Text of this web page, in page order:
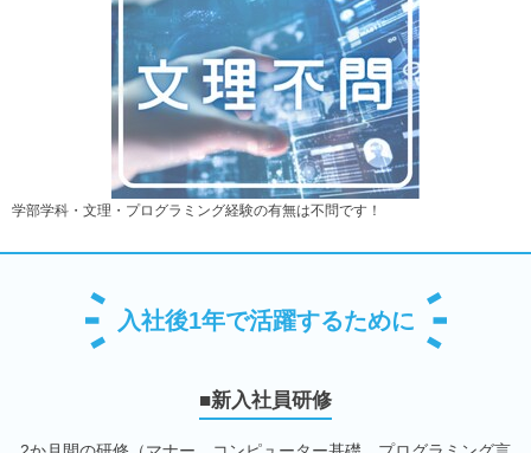
学部学科・文理・プログラミング経験の有無は不問です！
入社後1年で活躍するために
■新入社員研修